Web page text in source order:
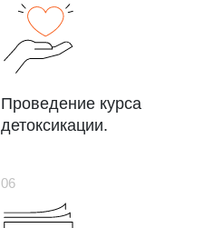
Проведение курса
детоксикации.